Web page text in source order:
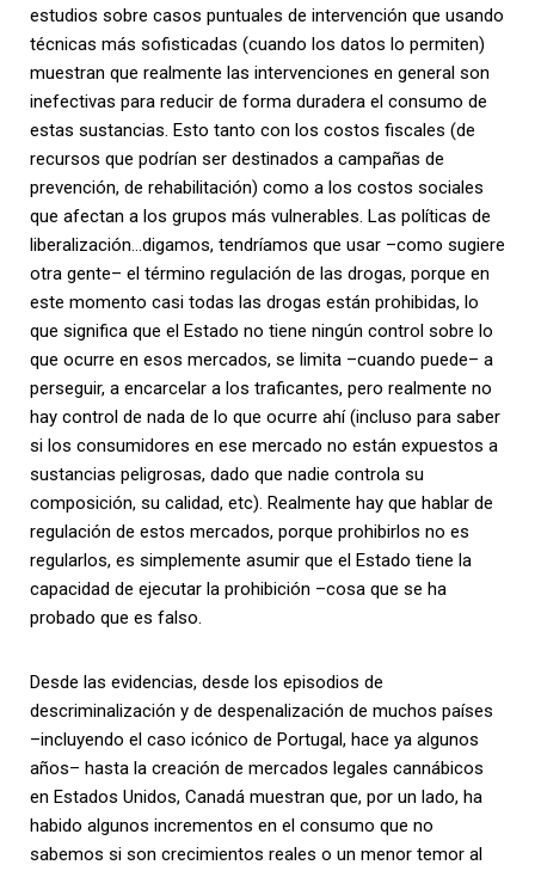
estudios sobre casos puntuales de intervención que usando
técnicas más sofisticadas (cuando los datos lo permiten)
muestran que realmente las intervenciones en general son
inefectivas para reducir de forma duradera el consumo de
estas sustancias. Esto tanto con los costos fiscales (de
recursos que podrían ser destinados a campañas de
prevención, de rehabilitación) como a los costos sociales
que afectan a los grupos más vulnerables. Las políticas de
liberalización…digamos, tendríamos que usar –como sugiere
otra gente– el término regulación de las drogas, porque en
este momento casi todas las drogas están prohibidas, lo
que significa que el Estado no tiene ningún control sobre lo
que ocurre en esos mercados, se limita –cuando puede– a
perseguir, a encarcelar a los traficantes, pero realmente no
hay control de nada de lo que ocurre ahí (incluso para saber
si los consumidores en ese mercado no están expuestos a
sustancias peligrosas, dado que nadie controla su
composición, su calidad, etc). Realmente hay que hablar de
regulación de estos mercados, porque prohibirlos no es
regularlos, es simplemente asumir que el Estado tiene la
capacidad de ejecutar la prohibición –cosa que se ha
probado que es falso.
Desde las evidencias, desde los episodios de
descriminalización y de despenalización de muchos países
–incluyendo el caso icónico de Portugal, hace ya algunos
años– hasta la creación de mercados legales cannábicos
en Estados Unidos, Canadá muestran que, por un lado, ha
habido algunos incrementos en el consumo que no
sabemos si son crecimientos reales o un menor temor al